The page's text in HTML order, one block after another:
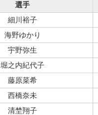
選手
細川裕子
海野ゆかり
宇野弥生
堀之内紀代子
藤原菜希
西橋奈未
清埜翔子